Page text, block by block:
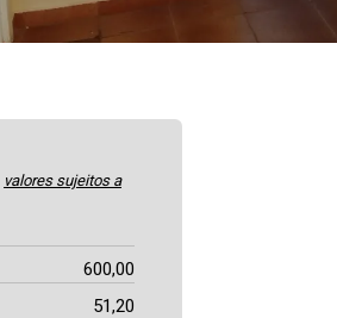
valores sujeitos a
600,00
51,20